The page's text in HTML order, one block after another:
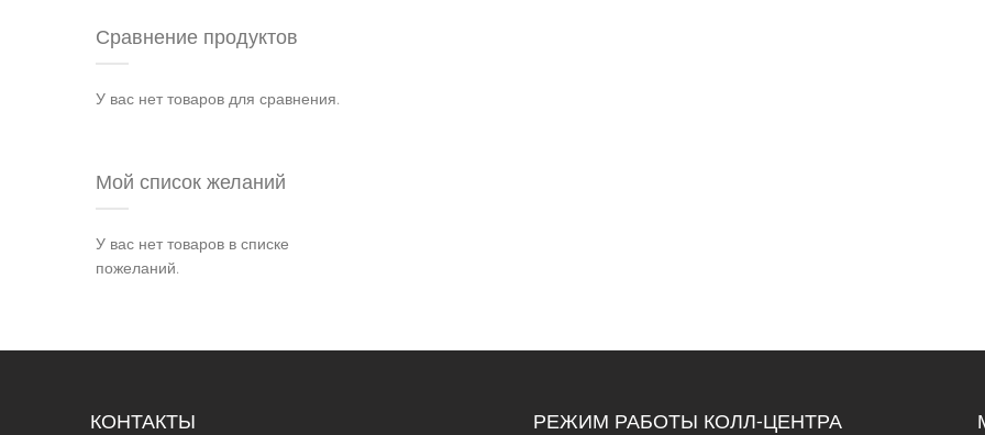
Сравнение продуктов
У вас нет товаров для сравнения.
Мой список желаний
У вас нет товаров в списке
пожеланий.
КОНТАКТЫ РЕЖИМ РАБОТЫ КОЛЛ-ЦЕНТРА